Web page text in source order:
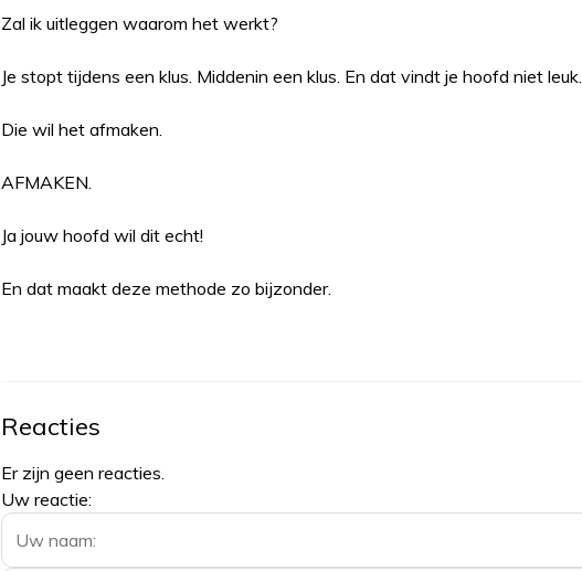
Zal ik uitleggen waarom het werkt?
Je stopt tijdens een klus. Middenin een klus. En dat vindt je hoofd niet leuk.
Die wil het afmaken.
AFMAKEN.
Ja jouw hoofd wil dit echt!
En dat maakt deze methode zo bijzonder.
Reacties
Er zijn geen reacties.
Uw reactie: